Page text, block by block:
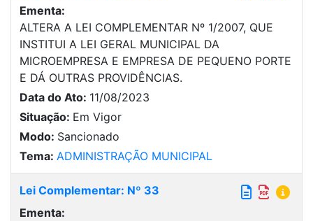
Ementa:
ALTERA A LEI COMPLEMENTAR Nº 1/2007, QUE
INSTITUI A LEI GERAL MUNICIPAL DA
MICROEMPRESA E EMPRESA DE PEQUENO PORTE
E DÁ OUTRAS PROVIDÊNCIAS.
Data do Ato: 11/08/2023
Situação: Em Vigor
Modo: Sancionado
Tema: ADMINISTRAÇÃO MUNICIPAL
Lei Complementar: Nº 33
Ementa: